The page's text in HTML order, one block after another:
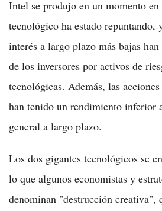
Intel se produjo en un momento
tecnológico ha estado repuntando,
interés a largo plazo más bajas
de los inversores por activos de
tecnológicas. Además, las
han tenido un rendimiento inferior
general a largo plazo.
Los dos gigantes tecnológicos se
lo que algunos economistas y
denominan "destrucción creativa",